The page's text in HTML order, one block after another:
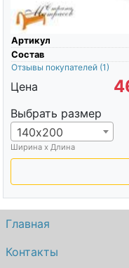
Артикул
Состав
Отзывы покупателей (1)
Цена
Выбрать размер
140х200
Ширина х Длина
Главная
Контакты